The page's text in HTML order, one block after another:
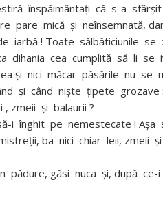
înspăimântaţi că s-a
pare mică şi neînsemnată,
iarbă ! Toate sălbăticiunile se
dihania cea cumplită să li se
şi nici măcar păsările nu se
şi când nişte ţipete grozave :
zmeii şi balaurii ?
înghit pe nemestecate ! Aşa
ba nici chiar leii, zmeii
pădure, găsi nuca şi, după ce-